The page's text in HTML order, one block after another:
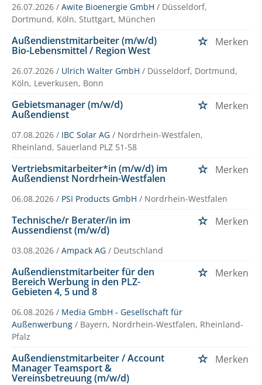
26.07.2026 / Awite Bioenergie GmbH / Düsseldorf,
Dortmund, Köln, Stuttgart, München
Außendienstmitarbeiter (m/w/d)
Bio-Lebensmittel / Region West
Merken
26.07.2026 / Ulrich Walter GmbH / Düsseldorf, Dortmund,
Köln, Leverkusen, Bonn
Gebietsmanager (m/w/d)
Außendienst
Merken
07.08.2026 / IBC Solar AG / Nordrhein-Westfalen,
Rheinland, Sauerland PLZ 51-58
Vertriebsmitarbeiter*in (m/w/d) im
Außendienst Nordrhein-Westfalen
Merken
06.08.2026 / PSI Products GmbH / Nordrhein-Westfalen
Technische/r Berater/in im
Aussendienst (m/w/d)
Merken
03.08.2026 / Ampack AG / Deutschland
Außendienstmitarbeiter für den
Bereich Werbung in den PLZ-
Gebieten 4, 5 und 8
Merken
06.08.2026 / Media GmbH - Gesellschaft für
Außenwerbung / Bayern, Nordrhein-Westfalen, Rheinland-
Pfalz
Außendienstmitarbeiter / Account
Manager Teamsport &
Vereinsbetreuung (m/w/d)
Merken